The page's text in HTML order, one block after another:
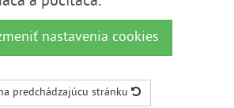
nastavenia cookies
predchádzajúcu stránku